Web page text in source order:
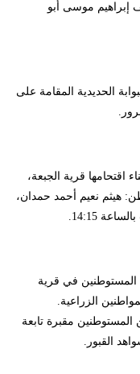
إبراهيم موسى أبو
البوابة الحديدية المقامة على
أثناء اقتحامها قرية الجبعة،
هيثم نعيم أحمد حمدان،
14:15.
من المستوطنين في قرية
الزراعية.
من المستوطنين مقبرة تابعة
القبور.